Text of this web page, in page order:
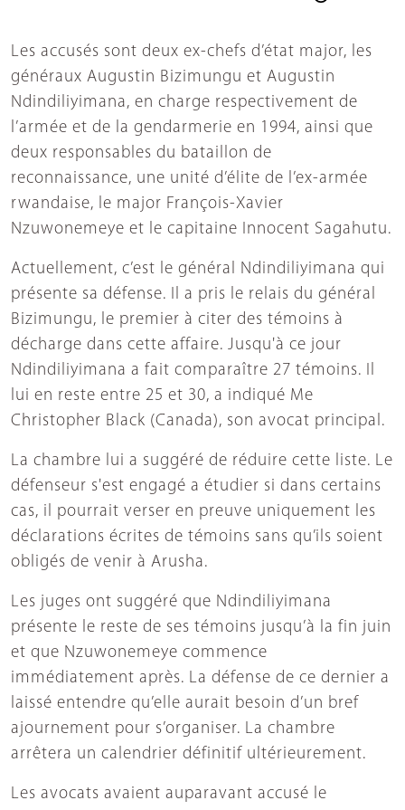
Les accusés sont deux ex-chefs d’état major, les
généraux Augustin Bizimungu et Augustin
Ndindiliyimana, en charge respectivement de
l’armée et de la gendarmerie en 1994, ainsi que
deux responsables du bataillon de
reconnaissance, une unité d’élite de l’ex-armée
rwandaise, le major François-Xavier
Nzuwonemeye et le capitaine Innocent Sagahutu.
Actuellement, c’est le général Ndindiliyimana qui
présente sa défense. Il a pris le relais du général
Bizimungu, le premier à citer des témoins à
décharge dans cette affaire. Jusqu'à ce jour
Ndindiliyimana a fait comparaître 27 témoins. Il
lui en reste entre 25 et 30, a indiqué Me
Christopher Black (Canada), son avocat principal.
La chambre lui a suggéré de réduire cette liste. Le
défenseur s'est engagé a étudier si dans certains
cas, il pourrait verser en preuve uniquement les
déclarations écrites de témoins sans qu’ils soient
obligés de venir à Arusha.
Les juges ont suggéré que Ndindiliyimana
présente le reste de ses témoins jusqu’à la fin juin
et que Nzuwonemeye commence
immédiatement après. La défense de ce dernier a
laissé entendre qu’elle aurait besoin d’un bref
ajournement pour s’organiser. La chambre
arrêtera un calendrier définitif ultérieurement.
Les avocats avaient auparavant accusé le